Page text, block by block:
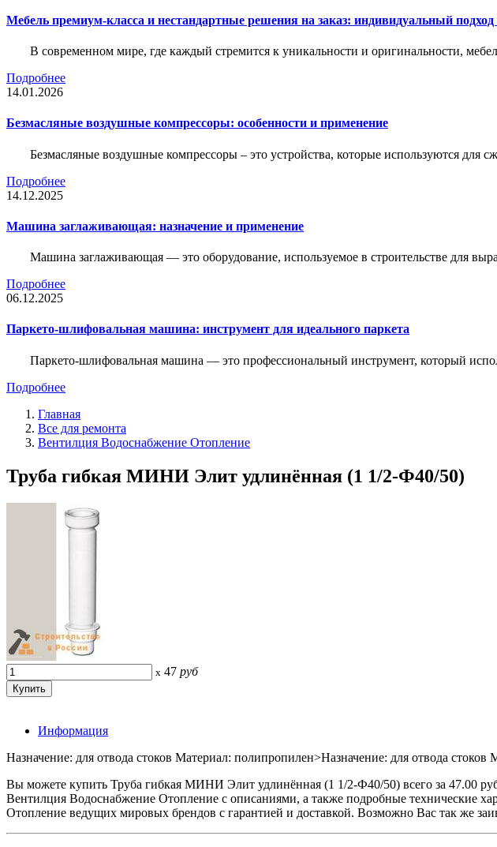
Мебель премиум-класса и нестандартные решения на заказ: индивидуальный подход
В современном мире, где каждый стремится к уникальности и оригинальности,
Подробнее
14.01.2026
Безмасляные воздушные компрессоры: особенности и применение
Безмасляные воздушные компрессоры – это устройства, которые используются для
Подробнее
14.12.2025
Машина заглаживающая: назначение и применение
Машина заглаживающая — это оборудование, используемое в строительстве для
Подробнее
06.12.2025
Паркето-шлифовальная машина: инструмент для идеального паркета
Паркето-шлифовальная машина — это профессиональный инструмент, который
Подробнее
Главная
Все для ремонта
Вентилция Водоснабжение Отопление
Труба гибкая МИНИ Элит удлинённая (1 1/2-Ф40/50)
x 47 руб
Информация
Назначение: для отвода стоков Материал: полипропилен>Назначение: для отвода
Вы можете купить Труба гибкая МИНИ Элит удлинённая (1 1/2-Ф40/50) всего за
Вентилция Водоснабжение Отопление с описаниями, а также подробные технические
Отопление ведущих мировых брендов с гарантией и доставкой. Возможно Вас так же